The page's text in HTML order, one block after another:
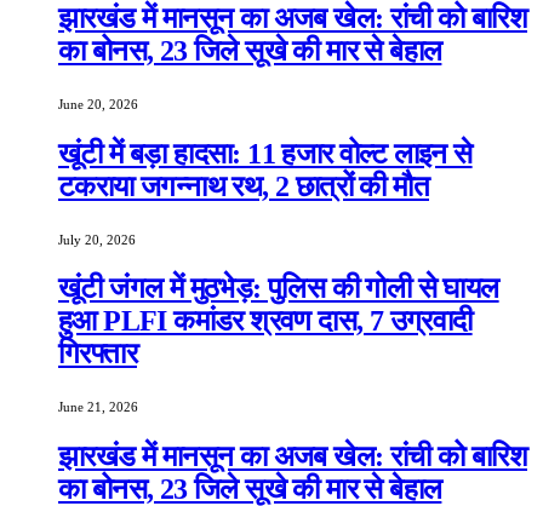
झारखंड में मानसून का अजब खेल: रांची को बारिश
का बोनस, 23 जिले सूखे की मार से बेहाल
June 20, 2026
खूंटी में बड़ा हादसा: 11 हजार वोल्ट लाइन से
टकराया जगन्नाथ रथ, 2 छात्रों की मौत
July 20, 2026
खूंटी जंगल में मुठभेड़: पुलिस की गोली से घायल
हुआ PLFI कमांडर श्रवण दास, 7 उग्रवादी
गिरफ्तार
June 21, 2026
झारखंड में मानसून का अजब खेल: रांची को बारिश
का बोनस, 23 जिले सूखे की मार से बेहाल